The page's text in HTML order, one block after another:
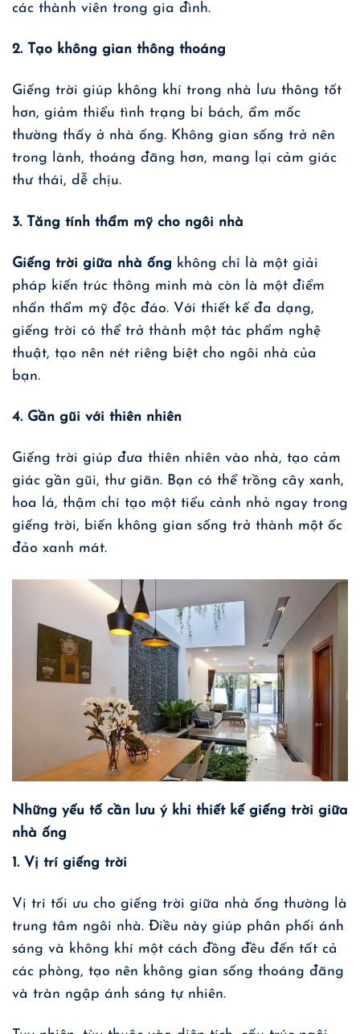
các thành viên trong gia đình.
2. Tạo không gian thông thoáng
Giếng trời giúp không khí trong nhà lưu thông tốt
hơn, giảm thiểu tình trạng bí bách, ẩm mốc
thường thấy ở nhà ống. Không gian sống trở nên
trong lành, thoáng đãng hơn, mang lại cảm giác
thư thái, dễ chịu.
3. Tăng tính thẩm mỹ cho ngôi nhà
Giếng trời giữa nhà ống không chỉ là một giải
pháp kiến trúc thông minh mà còn là một điểm
nhấn thẩm mỹ độc đáo. Với thiết kế đa dạng,
giếng trời có thể trở thành một tác phẩm nghệ
thuật, tạo nên nét riêng biệt cho ngôi nhà của
bạn.
4. Gần gũi với thiên nhiên
Giếng trời giúp đưa thiên nhiên vào nhà, tạo cảm
giác gần gũi, thư giãn. Bạn có thể trồng cây xanh,
hoa lá, thậm chí tạo một tiểu cảnh nhỏ ngay trong
giếng trời, biến không gian sống trở thành một ốc
đảo xanh mát.
Những yếu tố cần lưu ý khi thiết kế giếng trời giữa
nhà ống
1. Vị trí giếng trời
Vị trí tối ưu cho giếng trời giữa nhà ống thường là
trung tâm ngôi nhà. Điều này giúp phân phối ánh
sáng và không khí một cách đồng đều đến tất cả
các phòng, tạo nên không gian sống thoáng đãng
và tràn ngập ánh sáng tự nhiên.